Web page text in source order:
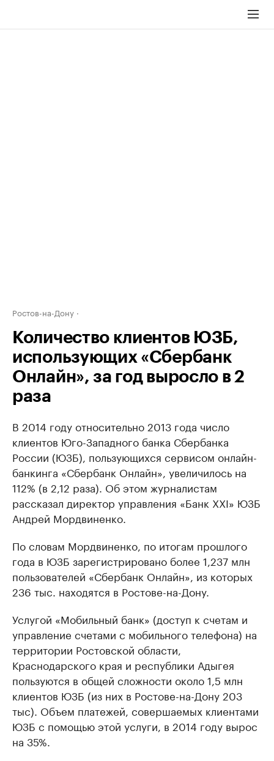
Ростов-на-Дону
Количество клиентов ЮЗБ,
использующих «Сбербанк
Онлайн», за год выросло в 2
раза
В 2014 году относительно 2013 года число
клиентов Юго-Западного банка Сбербанка
России (ЮЗБ), пользующихся сервисом онлайн-
банкинга «Сбербанк Онлайн», увеличилось на
112% (в 2,12 раза). Об этом журналистам
рассказал директор управления «Банк XXI» ЮЗБ
Андрей Мордвиненко.
По словам Мордвиненко, по итогам прошлого
года в ЮЗБ зарегистрировано более 1,237 млн
пользователей «Сбербанк Онлайн», из которых
236 тыс. находятся в Ростове-на-Дону.
Услугой «Мобильный банк» (доступ к счетам и
управление счетами с мобильного телефона) на
территории Ростовской области,
Краснодарского края и республики Адыгея
пользуются в общей сложности около 1,5 млн
клиентов ЮЗБ (из них в Ростове-на-Дону 203
тыс). Объем платежей, совершаемых клиентами
ЮЗБ с помощью этой услуги, в 2014 году вырос
на 35%.